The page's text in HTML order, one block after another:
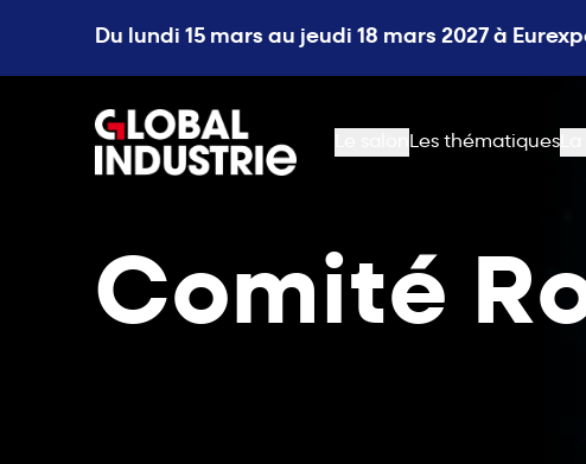
Du lundi 15 mars au jeudi 18 mars 2027 à
page.home
Les thématiques
Comité